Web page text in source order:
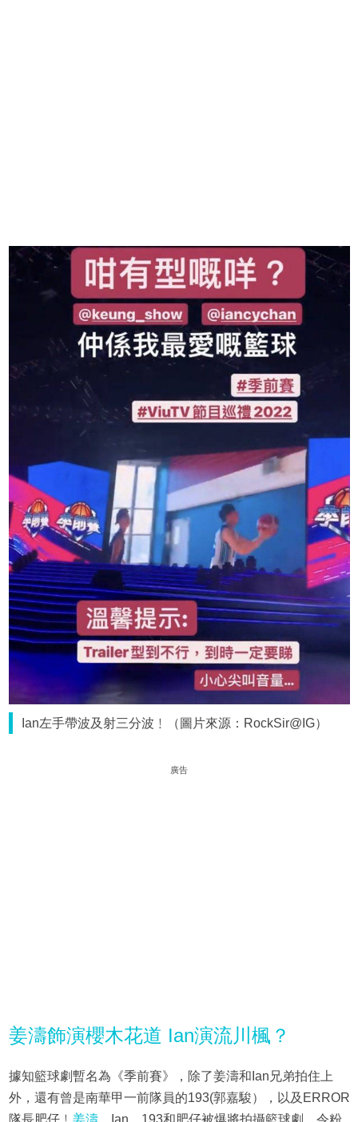
Ian左手帶波及射三分波﹗（圖片來源：RockSir@IG）
廣告
姜濤飾演櫻木花道 Ian演流川楓？
據知籃球劇暫名為《季前賽》，除了姜濤和Ian兄弟拍住上
外，還有曾是南華甲一前隊員的193(郭嘉駿），以及ERROR
隊長肥仔﹗ 姜濤、Ian、193和肥仔被爆將拍攝籃球劇，令粉